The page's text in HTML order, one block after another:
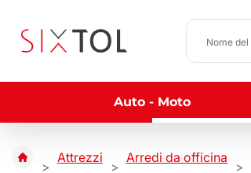
Auto - Moto
Attrezzi Arredi da officina